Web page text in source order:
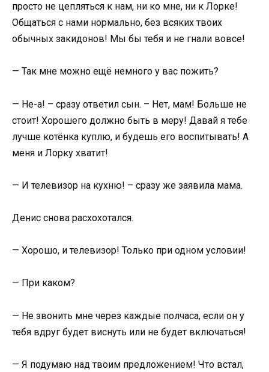
просто не цепляться к нам, ни ко мне, ни к Лорке!
Общаться с нами нормально, без всяких твоих
обычных закидонов! Мы бы тебя и не гнали вовсе!
— Так мне можно ещё немного у вас пожить?
— Не-а! – сразу ответил сын. – Нет, мам! Больше не
стоит! Хорошего должно быть в меру! Давай я тебе
лучше котёнка куплю, и будешь его воспитывать! А
меня и Лорку хватит!
— И телевизор на кухню! – сразу же заявила мама.
Денис снова расхохотался.
— Хорошо, и телевизор! Только при одном условии!
— При каком?
— Не звонить мне через каждые полчаса, если он у
тебя вдруг будет виснуть или не будет включаться!
— Я подумаю над твоим предложением! Что встал,